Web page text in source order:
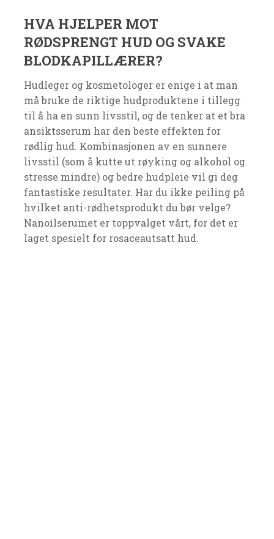
HVA HJELPER MOT
RØDSPRENGT HUD OG SVAKE
BLODKAPILLÆRER?
Hudleger og kosmetologer er enige i at man
må bruke de riktige hudproduktene i tillegg
til å ha en sunn livsstil, og de tenker at et bra
ansiktsserum har den beste effekten for
rødlig hud. Kombinasjonen av en sunnere
livsstil (som å kutte ut røyking og alkohol og
stresse mindre) og bedre hudpleie vil gi deg
fantastiske resultater. Har du ikke peiling på
hvilket anti-rødhetsprodukt du bør velge?
Nanoilserumet er toppvalget vårt, for det er
laget spesielt for rosaceautsatt hud.